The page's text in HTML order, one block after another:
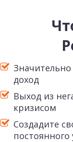
доход
Выход из
кризисом
Создадите